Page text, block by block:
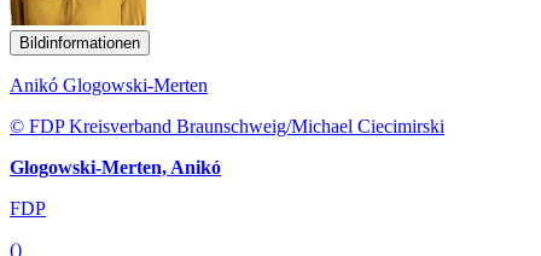
Bildinformationen
Anikó Glogowski-Merten
© FDP Kreisverband Braunschweig/Michael Ciecimirski
Glogowski-Merten, Anikó
FDP
()